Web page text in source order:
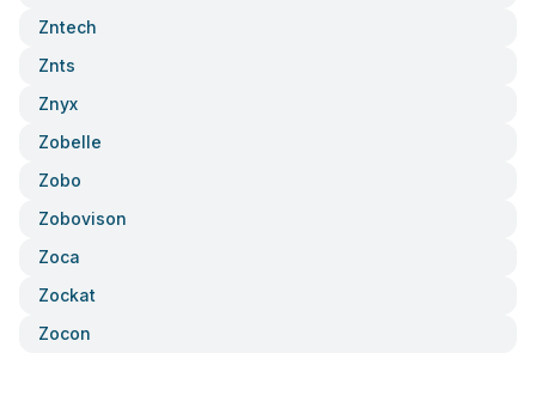
Zntech
Znts
Znyx
Zobelle
Zobo
Zobovison
Zoca
Zockat
Zocon